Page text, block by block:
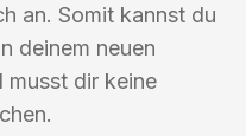
an. Somit kannst du
deinem neuen
musst dir keine